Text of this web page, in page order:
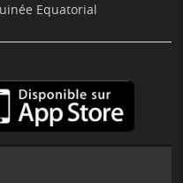
Equatorial